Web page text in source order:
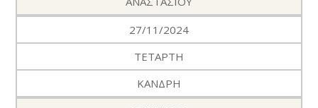
27/11/2024
ΤΕΤΑΡΤΗ
ΚΑΝΔΡΗ